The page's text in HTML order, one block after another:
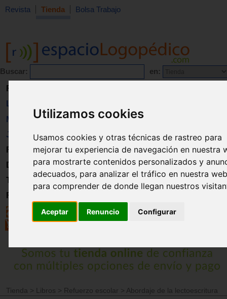
Utilizamos cookies
Usamos cookies y otras técnicas de rastreo para
mejorar tu experiencia de navegación en nuestra
para mostrarte contenidos personalizados y
adecuados, para analizar el tráfico en nuestra
para comprender de donde llegan nuestros
Aceptar Renuncio Configurar
Revista Tienda Bolsa Trabajo
Buscar: en:
Revista
Libros
Material
Juguetes
Formación
Directorio
Trabajo
Registro
Tienda > Libros > Refuerzo escolar > Abordaje de la lectoescritura